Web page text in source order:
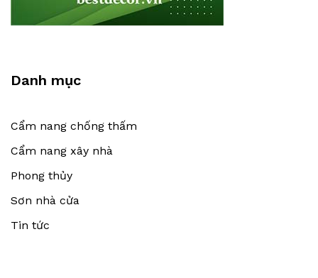
Danh mục
Cẩm nang chống thấm
Cẩm nang xây nhà
Phong thủy
Sơn nhà cửa
Tin tức